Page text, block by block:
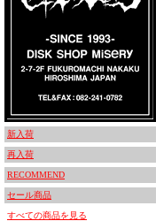
新入荷
再入荷
RECOMMEND
セール商品
すべての商品を見る